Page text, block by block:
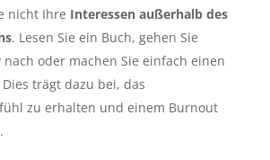
nicht Ihre Interessen außerhalb des
. Lesen Sie ein Buch, gehen Sie
oder machen Sie einfach einen
trägt dazu bei, das
zu erhalten und einem Burnout